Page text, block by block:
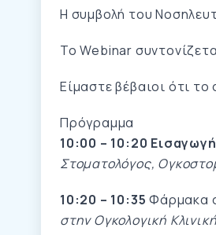
Η συμβολή του
Το Webinar
Είμαστε βέβαιοι ότι
Πρόγραμμα
10:00 – 10:20 Εισαγωγή
Στοματολόγος,
10:20 – 10:35 Φάρμακα
στην Ογκολογική